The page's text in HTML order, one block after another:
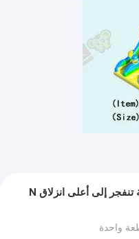
الملازمين الأطفال حديقة متعة نفاخة تنفجر إلى أعلى انزلاق N